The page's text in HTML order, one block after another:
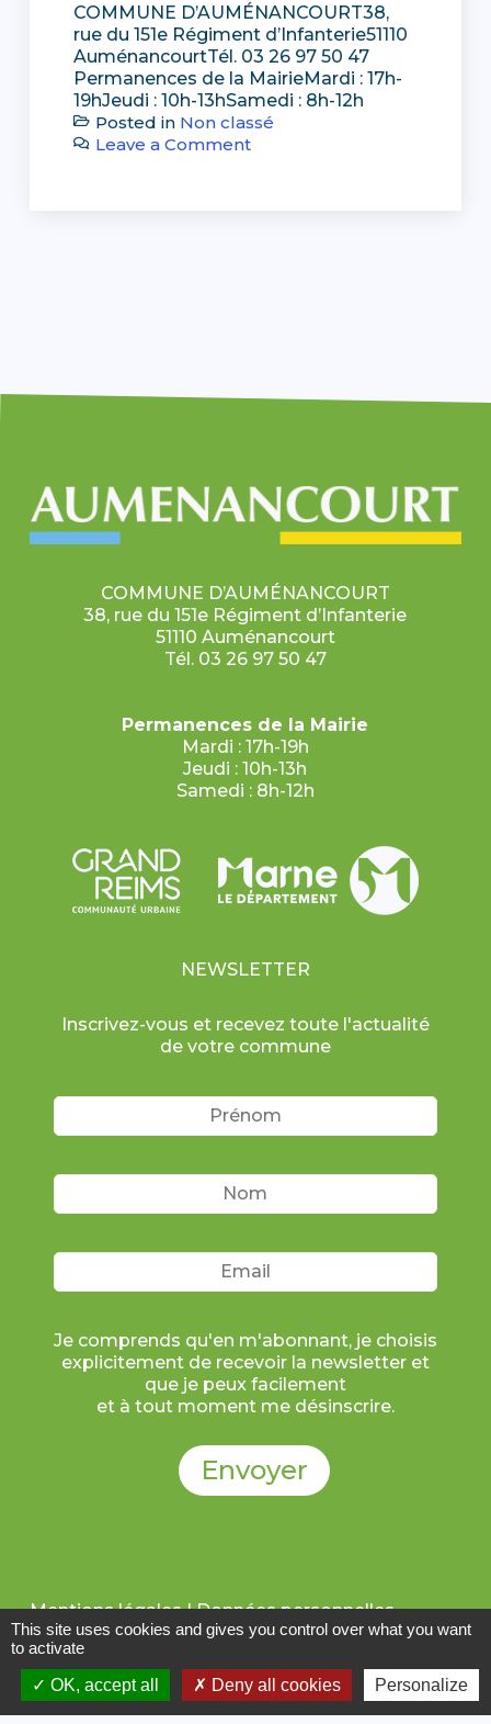
COMMUNE D’AUMÉNANCOURT38,
rue du 151e Régiment d’Infanterie51110
AuménancourtTél. 03 26 97 50 47
Permanences de la MairieMardi : 17h-
19hJeudi : 10h-13hSamedi : 8h-12h
Posted in Non classé
Leave a Commenton
COMMUNE D’AUMÉNANCOURT
38, rue du 151e Régiment d’Infanterie
51110 Auménancourt
Tél. 03 26 97 50 47
Permanences de la Mairie
Mardi : 17h-19h
Jeudi : 10h-13h
Samedi : 8h-12h
NEWSLETTER
Inscrivez-vous et recevez toute l'actualité
de votre commune
Je comprends qu'en m'abonnant, je choisis
explicitement de recevoir la newsletter et
que je peux facilement
et à tout moment me désinscrire.
Mentions légales | Données personnelles
Politique de confidentialité
Contact
Cookies
This site uses cookies and gives you control over what you want
to activate
OK, accept all
Deny all cookies Personalize